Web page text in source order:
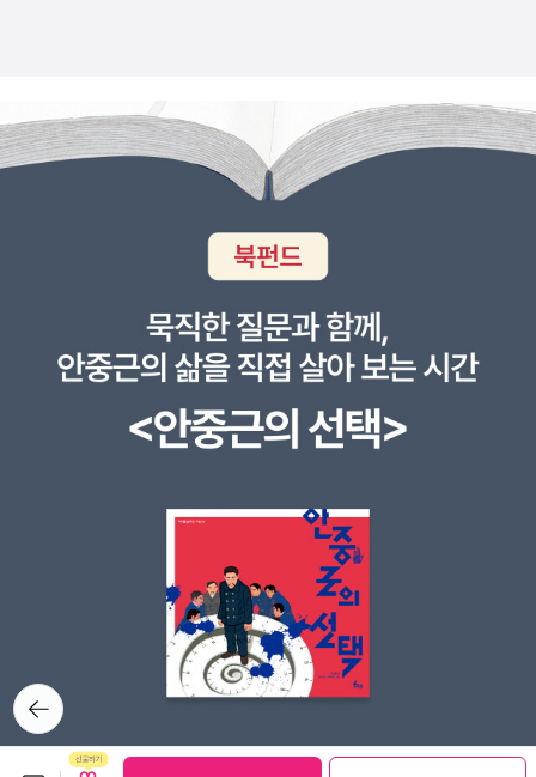
미친 영향을 소개하기도 하고, 당시 처음 개발된 컴퓨터 우주 지도로
지구에서 보이는 하늘의 별자리가 고래자리 타우별에서는 어떻게 보
일지 설명하기도 하고, 우주 탐사가 가져다줄 의미를 과학적, 인문학
주 탐사가 거둔 태양계 행성학의 다양한 성과를 소개한다. 금성의 대
와 데이모스를 텔레비전 카메라로 촬영해 시각 분석으로 하고, 퍼시
벌 로웰의 화성 운하가 실은 아메리카 대륙보다 거대한 협곡이었음을
시선과 육성으로 생생하게 소개하고 있다. 이론 천문학자로서 세이건
는지 구체적으로 보여 줌으로써 과학의 작동 원리도 함께 묘사해 내
고 있다. 물론 이렇게 폐기 또는 입증되는 이론에는 세이건 자신의 것
도 포함되어 있어, 과학자로서 칼 세이건의 진면목을 확인할 수 있게
해 준다. 3부 「태양계 너머로」에서는 외계 지성체, 외계 문명, 그리고
“별의 민족”으로서의 인류 같은 주제들이 다뤄진다. 여기에서는 외계
지성체가 존재하고 그들이 기술 문명을 구축했다면 어떻게든 인류와
교신할 수 있을 것이고, 그 교신은 인류 문명을 새로운 단계로 진화시
킬 것이라고 여긴 칼 세이건의 핵심 사장 중 하나를 살펴볼 수 있다.
여전히 지구가 돈다기보다는 태양이 뜨고 진다는 식으로 이야기한다.
우리는 여전히 우주가 우리의 편의를 위해 돌아가고 있다고, 그리고
우리만이 살고 있다는 식으로 생각한다. 우주 탐사는 약간의 겸손함
우주에 이동시켜 ‘나’를 포함한 전 인류를 내려다본다면 인간의 존재
에 대해 생각해볼 수 있을 것이다. 책에는 우주에 다른 생명이 있을 것
을 확신하는 그의 마음이 절절하게 녹아있다. 그는 금성을 지구화하
는 일이 가능하다고 낙관적으로 전망했으며 은하 어딘가에 있을 선진
외계 문명은 블랙홀을 이용해 우주를 이동할 것이라고 상상했다. 과
거에 있을 법한 상상이 이렇게 재미있게 읽힐 수가 있다는 것을 느끼
는 것이, 또한 이 책을 읽으면서 느끼는 즐거움의 하나이다. 비과학적
의 흔적을 열심히 좇았으면서도 늘 회의주의적 칼날은 놓지 않았다.
그는 점성술을 비판했고, 고대 인류에게 문명을 안겨준 외계 생명체
가 존재했다는 주장(초 고대 문명설)을 부정했다. 《코스믹 커넥션》
은 외계 생명체에 대한 탐사 프로그램의 의미를 다시 차분히 인식하
게 되면서 동시에 우리의 삶을 되돌아보게 만드는 수필 같은 책이다.
그의 명쾌한 논리, 그리고 그것에 덧붙여 그의 글을 읽는 이들의 마음
을 뭉클하게 만드는 그의 진솔하고, 인간적인 면모가 이 책의 재미를
배가시킨다. 이 책을 딱딱한 과학책의 범위를 벗어나게 만드는 것은
뒤로가
기